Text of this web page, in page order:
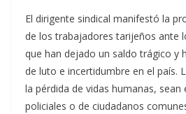
El dirigente sindical manifestó la
de los trabajadores tarijeños ante
que han dejado un saldo trágico y
de luto e incertidumbre en el país.
la pérdida de vidas humanas,
policiales o de ciudadanos